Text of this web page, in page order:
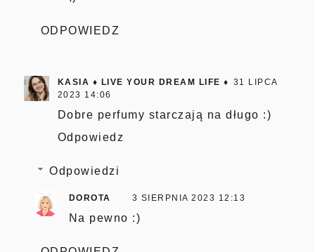
ODPOWIEDZ
KASIA ♦ LIVE YOUR DREAM LIFE ♦ 31 LIPCA
2023 14:06
Dobre perfumy starczają na długo :)
Odpowiedz
Odpowiedzi
DOROTA 3 SIERPNIA 2023 12:13
Na pewno :)